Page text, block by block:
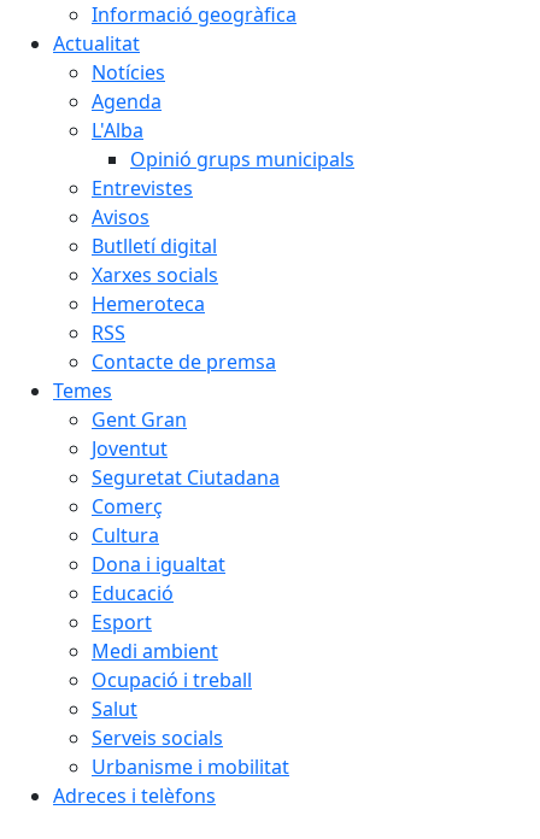
Informació geogràfica
Actualitat
Notícies
Agenda
L'Alba
Opinió grups municipals
Entrevistes
Avisos
Butlletí digital
Xarxes socials
Hemeroteca
RSS
Contacte de premsa
Temes
Gent Gran
Joventut
Seguretat Ciutadana
Comerç
Cultura
Dona i igualtat
Educació
Esport
Medi ambient
Ocupació i treball
Salut
Serveis socials
Urbanisme i mobilitat
Adreces i telèfons